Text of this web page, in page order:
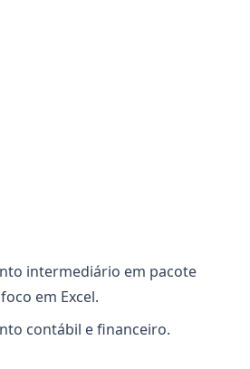
intermediário em pacote
em Excel.
contábil e financeiro.